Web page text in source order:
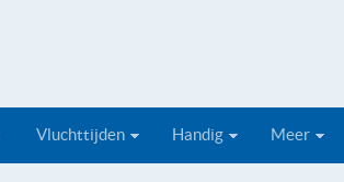
Vluchttijden Handig Meer